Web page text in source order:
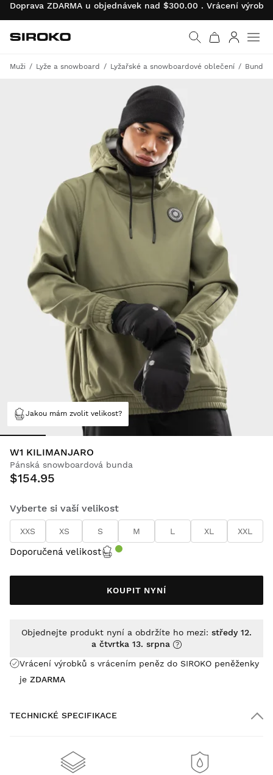
Doprava ZDARMA u objednávek nad $300.00 . Vrácení
Vrátit se na úvodní
Siroko.com
Muži Lyže a snowboard Lyžařské a snowboardové oblečení Bundy
Jakou mám zvolit velikost?
W1 KILIMANJARO
Pánská snowboardová bunda
$154.95
Vyberte si vaší velikost
XXS XS S M L XL XXL
Doporučená velikost
KOUPIT NYNÍ
Vrácení výrobků s vrácením peněz do SIROKO peněženky
je ZDARMA
Objednejte produkt nyní a obdržíte ho mezi: středy 12.
a čtvrtka 13. srpna
TECHNICKÉ SPECIFIKACE